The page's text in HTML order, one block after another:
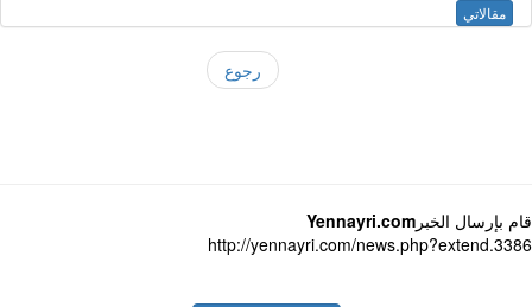
مقالاتي
رجوع
بإرسال الخبرYennayri.com
http://yennayri.com/